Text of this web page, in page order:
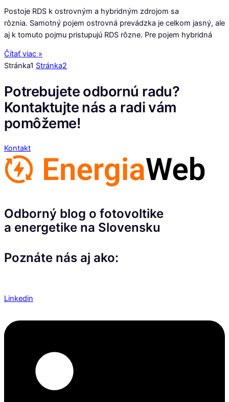
Postoje RDS k ostrovným a hybridným zdrojom sa
rôznia. Samotný pojem ostrovná prevádzka je celkom jasný, ale
aj k tomuto pojmu pristupujú RDS rôzne. Pre pojem hybridná
Čítať viac »
Stránka1 Stránka2
Potrebujete odbornú radu?
Kontaktujte nás a radi vám
pomôžeme!
Kontakt
Odborný blog o fotovoltike
a energetike na Slovensku
Poznáte nás aj ako:
Linkedin